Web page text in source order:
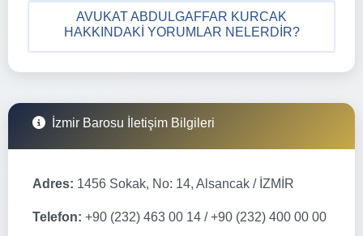
AVUKAT ABDULGAFFAR KURCAK
HAKKINDAKI YORUMLAR NELERDIR?
İzmir Barosu İletişim Bilgileri
Adres: 1456 Sokak, No: 14, Alsancak / İZMİR
Telefon: +90 (232) 463 00 14 / +90 (232) 400 00 00